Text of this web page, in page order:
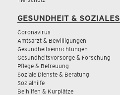
GESUNDHEIT & SOZIALES
Coronavirus
Amtsarzt & Bewilligungen
Gesundheitseinrichtungen
Gesundheitsvorsorge & Forschung
Pflege & Betreuung
Soziale Dienste & Beratung
Sozialhilfe
Beihilfen & Kurplätze